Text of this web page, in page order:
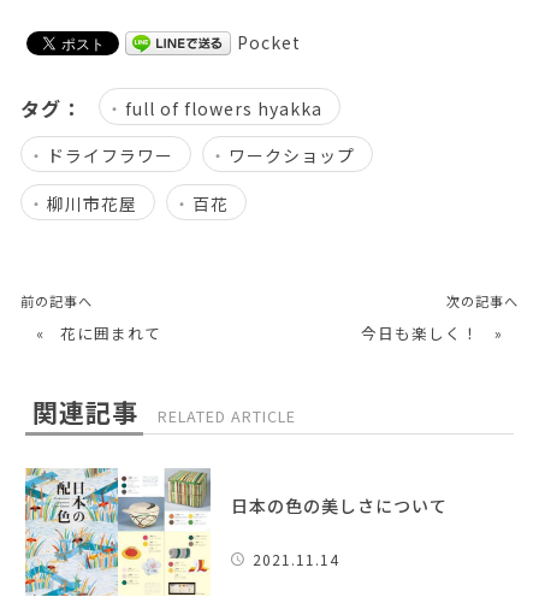
Pocket
タグ：
full of flowers hyakka
ドライフラワー
ワークショップ
柳川市花屋
百花
前の記事へ
« 花に囲まれて
次の記事へ
今日も楽しく！ »
関連記事 RELATED ARTICLE
日本の色の美しさについて
2021.11.14